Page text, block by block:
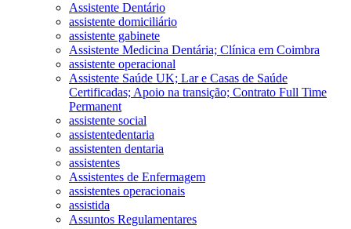
Assistente Dentário
assistente domiciliário
assistente gabinete
Assistente Medicina Dentária; Clínica em Coimbra
assistente operacional
Assistente Saúde UK; Lar e Casas de Saúde
Certificadas; Apoio na transição; Contrato Full Time
Permanent
assistente social
assistentedentaria
assistenten dentaria
assistentes
Assistentes de Enfermagem
assistentes operacionais
assistida
Assuntos Regulamentares